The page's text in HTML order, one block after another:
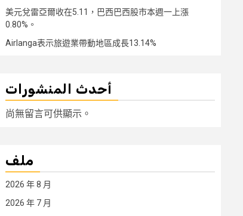
美元兌雷亞爾收在5.11，巴西巴西股市本週一上漲
0.80%。
Airlanga表示旅遊業帶動地區成長13.14%
أحدث المنشورات
尚無留言可供顯示。
ملف
2026 年 8 月
2026 年 7 月